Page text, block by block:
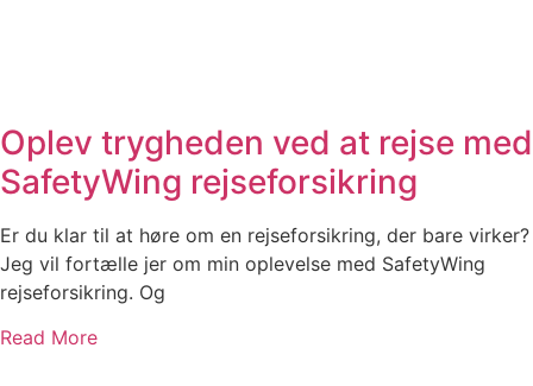
Oplev trygheden ved at rejse med
SafetyWing rejseforsikring
Er du klar til at høre om en rejseforsikring, der bare virker?
Jeg vil fortælle jer om min oplevelse med SafetyWing
rejseforsikring. Og
Read More